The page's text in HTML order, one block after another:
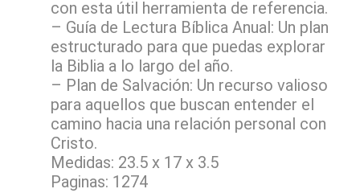
con esta útil herramienta de referencia.
– Guía de Lectura Bíblica Anual: Un plan
estructurado para que puedas explorar
la Biblia a lo largo del año.
– Plan de Salvación: Un recurso valioso
para aquellos que buscan entender el
camino hacia una relación personal con
Cristo.
Medidas: 23.5 x 17 x 3.5
Paginas: 1274